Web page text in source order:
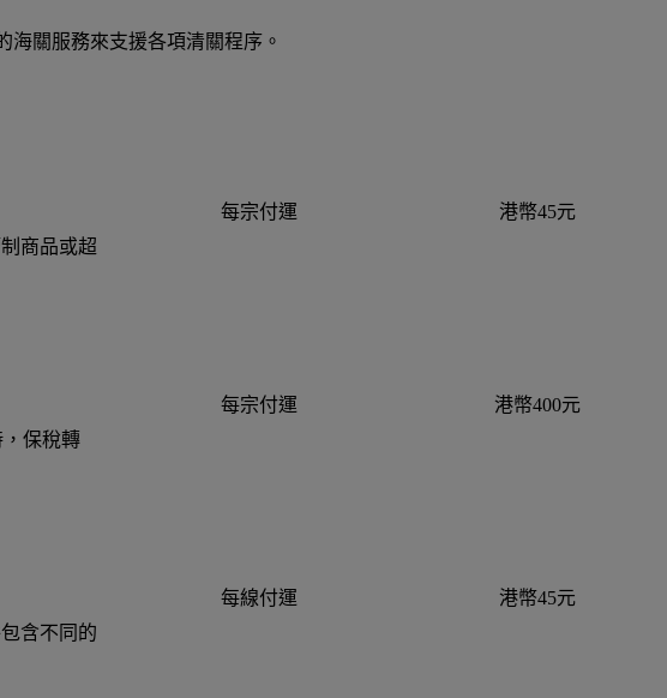
海關服務來支援各項清關程序。
商品或超
每宗付運 港幣45元
保稅轉
每宗付運 港幣400元
含不同的
每線付運 港幣45元